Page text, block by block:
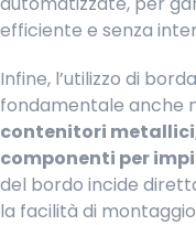
efficiente e senza
Infine, l’utilizzo di
fondamentale anche
contenitori
componenti per
del bordo incide
la facilità di